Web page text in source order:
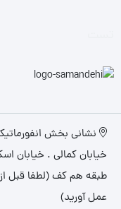
نشانی بخش
طبقه هم کف (لطفا قبل
عمل آورید)